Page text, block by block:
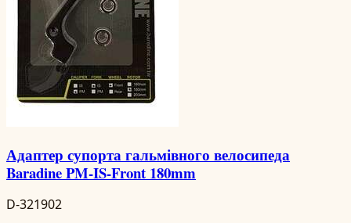
Адаптер супорта гальмівного велосипеда
Baradine PM-IS-Front 180mm
D-321902